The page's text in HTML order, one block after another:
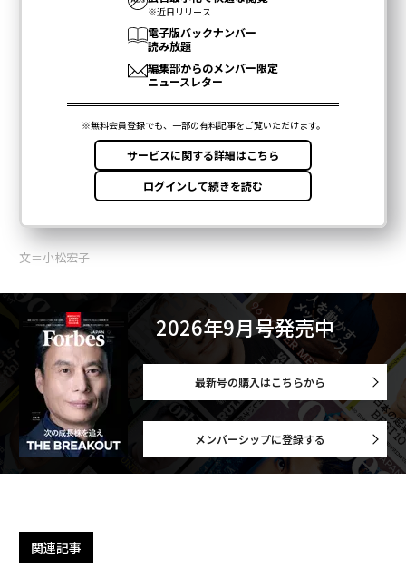
文＝小松宏子
2026年9月号発売中
最新号の購入はこちらから
メンバーシップに登録する
関連記事